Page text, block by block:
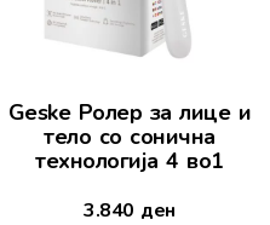
Geske Ролер за лице и
тело со сонична
технологија 4 во1
3.840 ден